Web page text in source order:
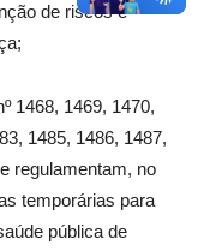
de riscos e
1468, 1469, 1470,
1485, 1486, 1487,
regulamentam, no
temporárias para
pública de